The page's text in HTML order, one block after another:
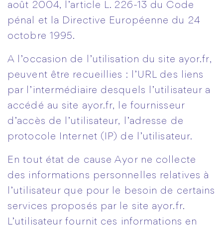
août 2004, l’article L. 226-13 du Code
pénal et la Directive Européenne du 24
octobre 1995.
A l’occasion de l’utilisation du site ayor.fr,
peuvent être recueillies : l’URL des liens
par l’intermédiaire desquels l’utilisateur a
accédé au site ayor.fr, le fournisseur
d’accès de l’utilisateur, l’adresse de
protocole Internet (IP) de l’utilisateur.
En tout état de cause Ayor ne collecte
des informations personnelles relatives à
l’utilisateur que pour le besoin de certains
services proposés par le site ayor.fr.
L’utilisateur fournit ces informations en